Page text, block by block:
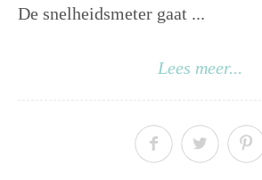
De snelheidsmeter gaat ...
Lees meer...